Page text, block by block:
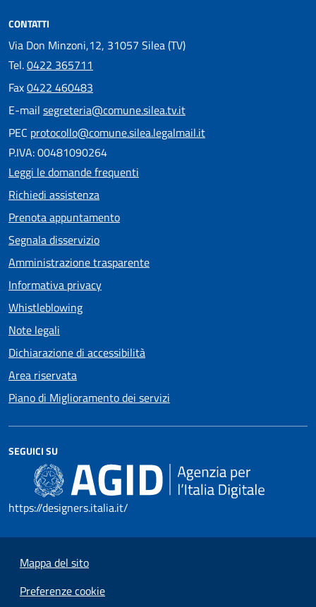
CONTATTI
Via Don Minzoni,12, 31057 Silea (TV)
Tel.0422 365711
Fax0422 460483
E-mail segreteria@comune.silea.tv.it
PEC protocollo@comune.silea.legalmail.it
P.IVA: 00481090264
Leggi le domande frequenti
Richiedi assistenza
Prenota appuntamento
Segnala disservizio
Amministrazione trasparente
Informativa privacy
Whistleblowing
Note legali
Dichiarazione di accessibilità
Area riservata
Piano di Miglioramento dei servizi
SEGUICI SU
https://designers.italia.it/
Mappa del sito
Preferenze cookie